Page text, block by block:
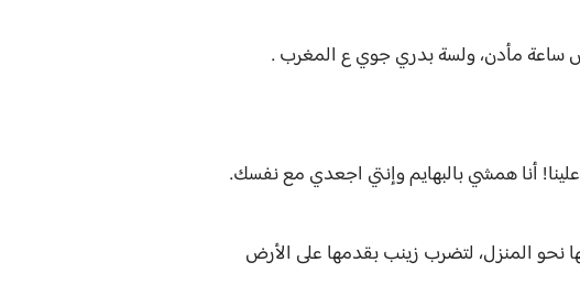
ساعة مأدن، ولسة بدري جوي ع المغرب .
أنا همشي بالبهايم وإنتي اجعدي مع نفسك.
نحو المنزل، لتضرب زينب بقدمها على الأرض